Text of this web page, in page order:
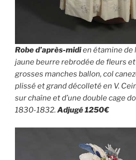
Robe d’après-midien étamine de
jaune beurre rebrodée de fleurs
grosses manches ballon, col
plissé et grand décolleté en V.
sur chaîne et d’une double cage
1830-1832. Adjugé 1250€